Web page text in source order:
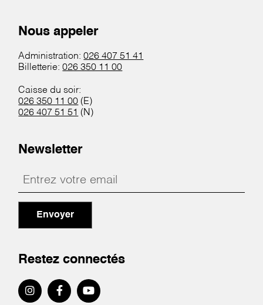
Nous appeler
Administration:026 407 51 41
Billetterie:026 350 11 00
Caisse du soir:
026 350 11 00 (E)
026 407 51 51 (N)
Newsletter
Envoyer
Restez connectés